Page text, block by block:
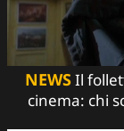
NEWSIl
cinema: chi